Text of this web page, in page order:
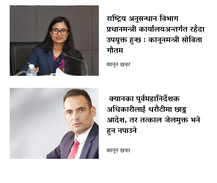
राष्ट्रिय अनुसन्धान विभाग
प्रधानमन्त्री कार्यालयअन्तर्गत रहँदा
उपयुक्त हुन्छ : कानूनमन्त्री सोविता
गौतम
कानून खबर
क्यानका पूर्वमहानिर्देशक
अधिकारीलाई धरौटीमा छाड्न
आदेश, तर तत्काल जेलमुक्त भने
हुन नपाउने
कानून खबर